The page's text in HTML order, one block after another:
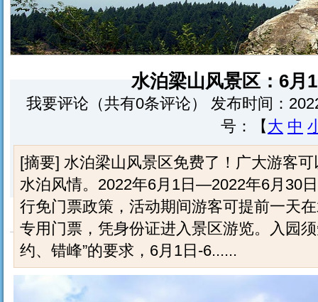
水泊梁山风景区：6月
我要评论（共有0条评论） 发布时间：
号：【大 中
[摘要] 水泊梁山风景区免费了！广大游客
水泊风情。2022年6月1日—2022年6月30
行免门票政策，活动期间游客可提前一天
专用门票，凭身份证进入景区游览。入园
约、错峰”的要求，6月1日-6......